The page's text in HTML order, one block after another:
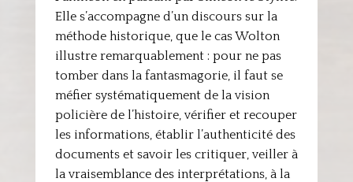
Elle s’accompagne d’un discours sur la
méthode historique, que le cas Wolton
illustre remarquablement : pour ne pas
tomber dans la fantasmagorie, il faut se
méfier systématiquement de la vision
policière de l’histoire, vérifier et recouper
les informations, établir l’authenticité des
documents et savoir les critiquer, veiller à
la vraisemblance des interprétations, à la